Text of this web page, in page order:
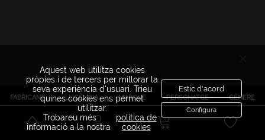
FABRICANT LLICÈNCIA MARQUE PERSONATGE GÈNERE
Aquest web utilitza cookies
pròpies i de tercers per millorar la
seva experiència d'usuari. Trieu
quines cookies ens permet
utilitzar.
Trobareu més
informació a la nostra
política de
cookies
Estic d'acord
Configura